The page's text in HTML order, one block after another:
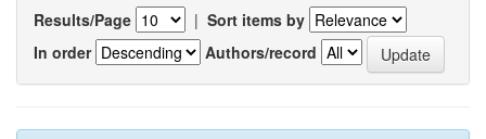
Results/Page | Sort items by
In order
Authors/record